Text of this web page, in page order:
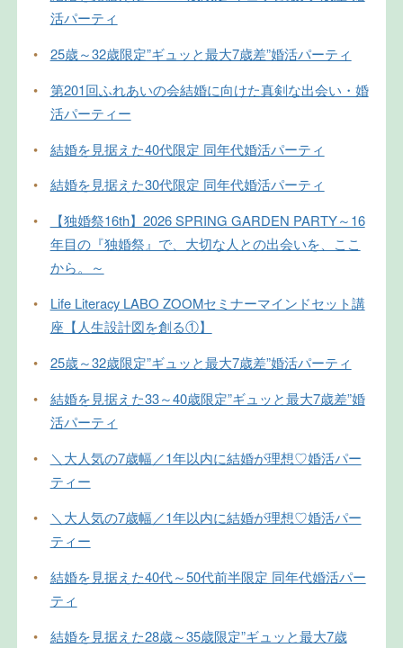
活パーティ
•
25歳～32歳限定”ギュッと最大7歳差”婚活パーティ
•
第201回ふれあいの会結婚に向けた真剣な出会い・婚
活パーティー
•
結婚を見据えた40代限定 同年代婚活パーティ
•
結婚を見据えた30代限定 同年代婚活パーティ
•
【独婚祭16th】2026 SPRING GARDEN PARTY～16
年目の『独婚祭』で、大切な人との出会いを、ここ
から。～
•
Life Literacy LABO ZOOMセミナーマインドセット講
座【人生設計図を創る①】
•
25歳～32歳限定”ギュッと最大7歳差”婚活パーティ
•
結婚を見据えた33～40歳限定”ギュッと最大7歳差”婚
活パーティ
•
＼大人気の7歳幅／1年以内に結婚が理想♡婚活パー
ティー
•
＼大人気の7歳幅／1年以内に結婚が理想♡婚活パー
ティー
•
結婚を見据えた40代～50代前半限定 同年代婚活パー
ティ
•
結婚を見据えた28歳～35歳限定”ギュッと最大7歳